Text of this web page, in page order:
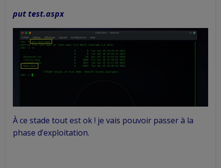
put test.aspx
À ce stade tout est ok ! je vais pouvoir passer à la
phase d’exploitation.